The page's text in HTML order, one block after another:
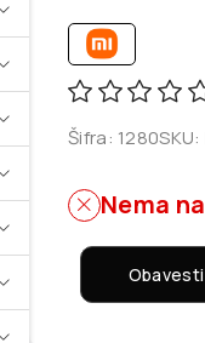
Šifra: 1280SKU:
Nema